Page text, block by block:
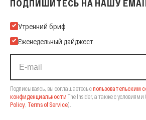
ПОДПИШИТЕСЬ НА НАШУ
Подпишитесь на нашу Email-рассылку
Утренний бриф
Еженедельный дайджест
Подписываясь, вы соглашаетесь спользовательским
конфиденциальности The Insider, а также с условиями
Policy Terms of Service).